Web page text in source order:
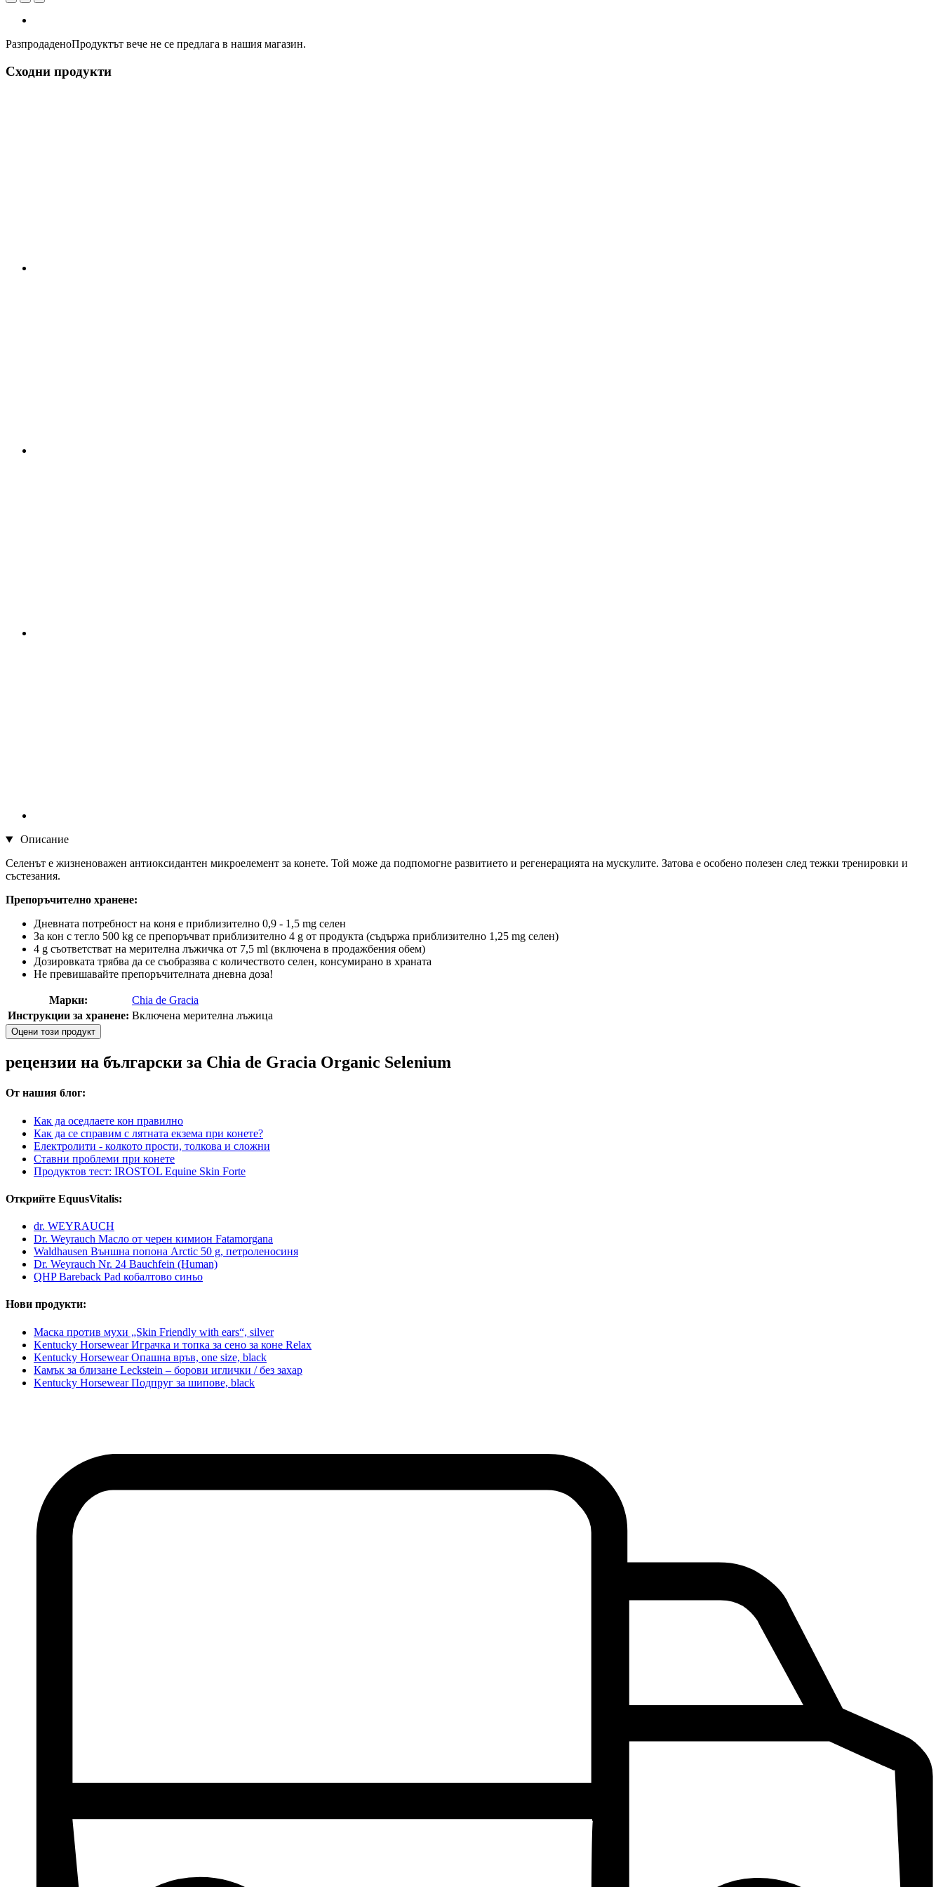
РазпродаденоПродуктът вече не се предлага в нашия магазин.
Сходни продукти
Описание
Селенът е жизненоважен антиоксидантен микроелемент за конете. Той може да подпомогне развитието и регенерацията на мускулите. Затова е особено полезен след тежки тренировки и
състезания.
Препоръчително хранене:
Дневната потребност на коня е приблизително 0,9 - 1,5 mg селен
За кон с тегло 500 kg се препоръчват приблизително 4 g от продукта (съдържа приблизително 1,25 mg селен)
4 g съответстват на мерителна лъжичка от 7,5 ml (включена в продажбения обем)
Дозировката трябва да се съобразява с количеството селен, консумирано в храната
Не превишавайте препоръчителната дневна доза!
Марки:
Chia de Gracia
Инструкции за хранене: Включена мерителна лъжица
Оцени този продукт
рецензии на български за Chia de Gracia Organic Selenium
От нашия блог:
Как да оседлаете кон правилно
Как да се справим с лятната екзема при конете?
Електролити - колкото прости, толкова и сложни
Ставни проблеми при конете
Продуктов тест: IROSTOL Equine Skin Forte
Открийте EquusVitalis:
dr. WEYRAUCH
Dr. Weyrauch Масло от черен кимион Fatamorgana
Waldhausen Външна попона Arctic 50 g, петроленосиня
Dr. Weyrauch Nr. 24 Bauchfein (Human)
QHP Bareback Pad кобалтово синьо
Нови продукти:
Маска против мухи „Skin Friendly with ears“, silver
Kentucky Horsewear Играчка и топка за сено за коне Relax
Kentucky Horsewear Опашна връв, one size, black
Камък за близане Leckstein – борови иглички / без захар
Kentucky Horsewear Подпруг за шипове, black